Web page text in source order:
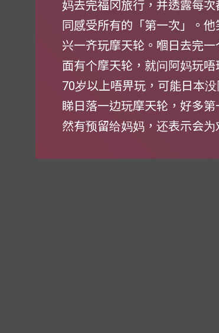
妈去完福冈旅行，并透露每
同感受所有的「第一次」。
兴一齐玩摩天轮。嗰日去完
面有个摩天轮，就问阿妈玩
70岁以上唔畀玩，可能日本
睇日落一边玩摩天轮，好多
然有预留给妈妈，还表示会为